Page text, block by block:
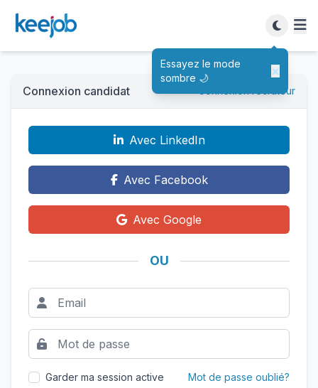
Essayez le mode
sombre 🌙
×
Connexion candidat Connexion recruteur
Avec LinkedIn
Avec Facebook
Avec Google
OU
Garder ma session active Mot de passe oublié?